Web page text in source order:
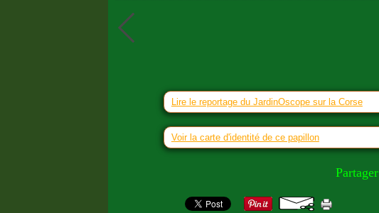
Lire le reportage du JardinOscope sur la Corse
Voir la carte d'identité de ce papillon
Partager